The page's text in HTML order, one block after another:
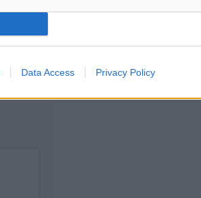
Data Access Privacy Policy